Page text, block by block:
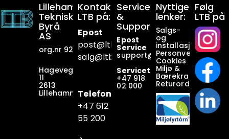
Lillehammer
Tekniske
Byrå
AS
org.nr 928649911
Hagevegen
11
2613
Lillehammer
Kontakt
LTB på:
Epost
post@ltb .no
salg@ltb.no
Telefon
+47 612
55 200
Service
&
Support:
Epost
Service
support@ltb.no
Servicetelefon
+47 918
02 000
Nyttige
lenker:
Salgs-
og
Personvern
Cookies
Miljø &
Bærekraft
Returordninger
Følg
LTB på